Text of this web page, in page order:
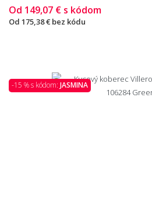
Od 149,07 € s kódom
Od 175,38 € bez kódu
-15 % s kódom: JASMINA